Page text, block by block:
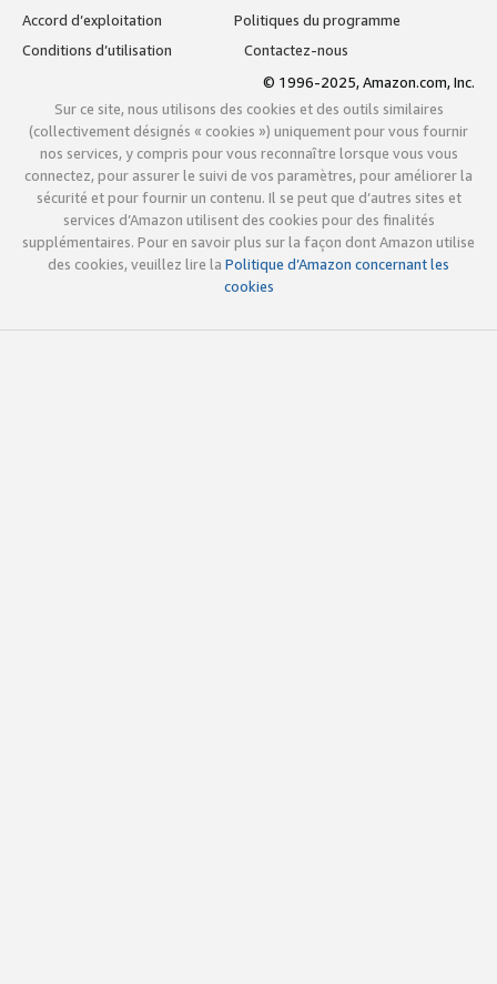
Accord d’exploitation
Politiques du programme
Conditions d’utilisation
Contactez-nous
© 1996-2025, Amazon.com, Inc.
Sur ce site, nous utilisons des cookies et des outils similaires
(collectivement désignés « cookies ») uniquement pour vous fournir
nos services, y compris pour vous reconnaître lorsque vous vous
connectez, pour assurer le suivi de vos paramètres, pour améliorer la
sécurité et pour fournir un contenu. Il se peut que d’autres sites et
services d’Amazon utilisent des cookies pour des finalités
supplémentaires. Pour en savoir plus sur la façon dont Amazon utilise
des cookies, veuillez lire la Politique d’Amazon concernant les
cookies